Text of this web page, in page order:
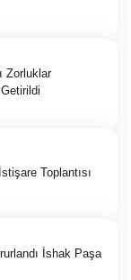
Zorluklar
Toplantısı
İshak Paşa